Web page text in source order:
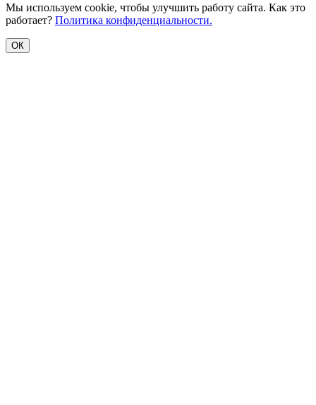
Мы используем cookie, чтобы улучшить работу сайта. Как это
работает? Политика конфиденциальности.
ОК